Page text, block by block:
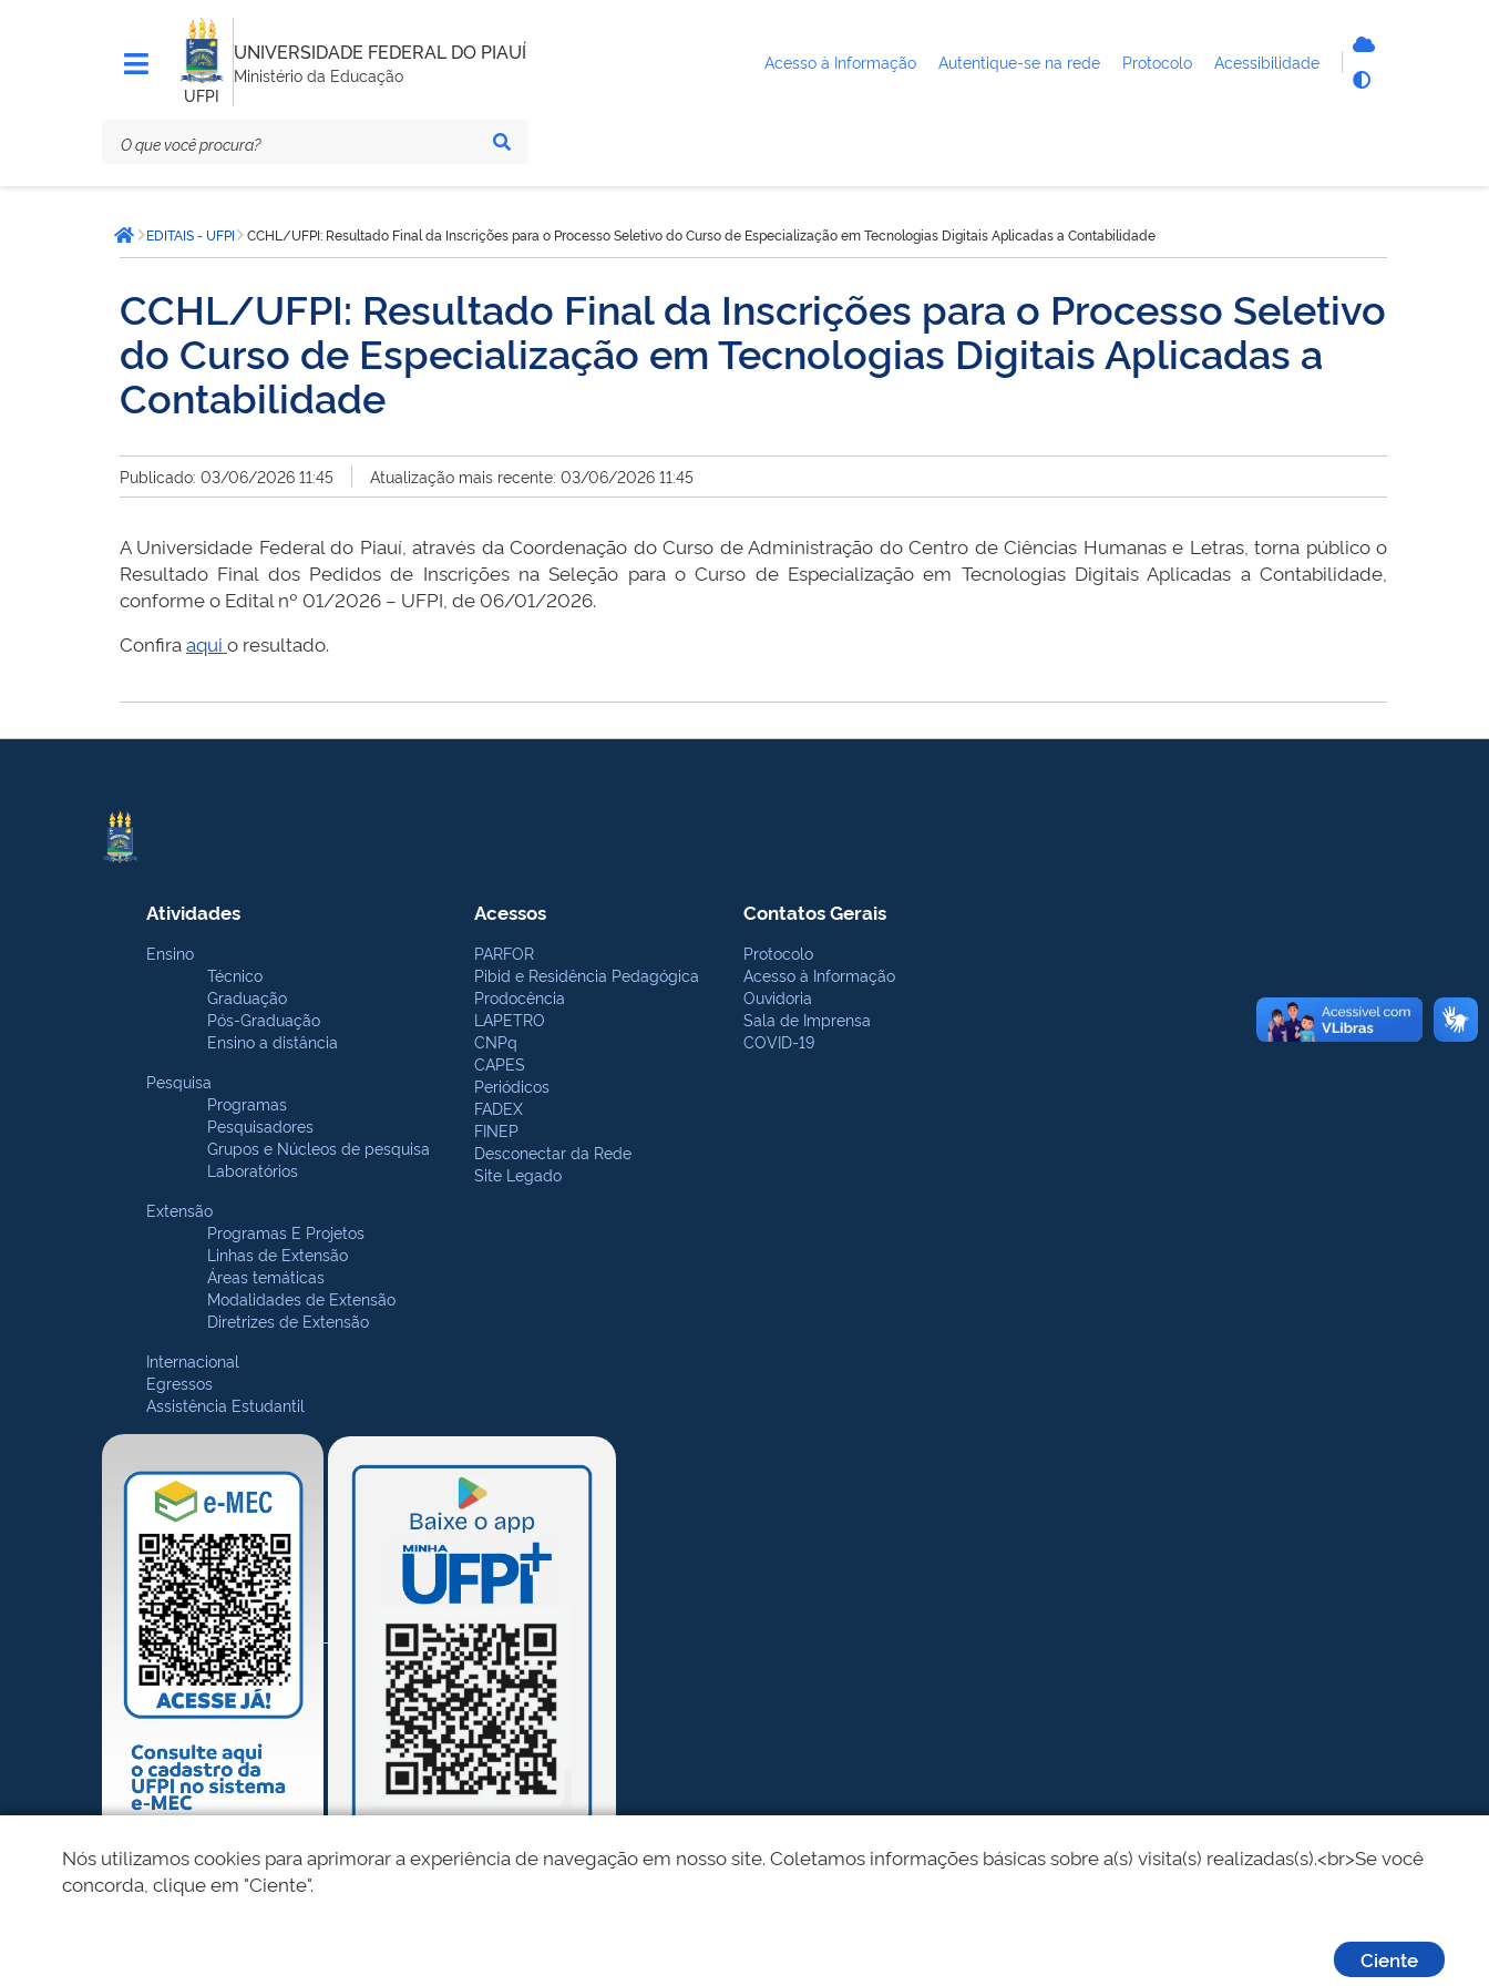
UFPI
UNIVERSIDADE FEDERAL DO PIAUÍ
Ministério da Educação
Acesso à Informação Autentique-se na rede Protocolo Acessibilidade
está
aqui:Página inicial
EDITAIS - UFPI CCHL/UFPI: Resultado Final da Inscrições para o Processo Seletivo do Curso de Especialização em Tecnologias Digitais Aplicadas a Contabilidade
CCHL/UFPI: Resultado Final da Inscrições para o Processo Seletivo
do Curso de Especialização em Tecnologias Digitais Aplicadas a
Contabilidade
Publicado: 03/06/2026 11:45 Atualização mais recente: 03/06/2026 11:45
A Universidade Federal do Piauí, através da Coordenação do Curso de Administração do Centro de Ciências Humanas e Letras, torna público o
Resultado Final dos Pedidos de Inscrições na Seleção para o Curso de Especialização em Tecnologias Digitais Aplicadas a Contabilidade,
conforme o Edital nº 01/2026 – UFPI, de 06/01/2026.
Confiraaqui o resultado.
Atividades
Ensino
Técnico
Graduação
Pós-Graduação
Ensino a distância
Pesquisa
Programas
Pesquisadores
Grupos e Núcleos de pesquisa
Laboratórios
Extensão
Programas E Projetos
Linhas de Extensão
Áreas temáticas
Modalidades de Extensão
Diretrizes de Extensão
Internacional
Egressos
Assistência Estudantil
Acessos
PARFOR
Pibid e Residência Pedagógica
Prodocência
LAPETRO
CNPq
CAPES
Periódicos
FADEX
FINEP
Desconectar da Rede
Site Legado
Contatos Gerais
Protocolo
Acesso à Informação
Ouvidoria
Sala de Imprensa
COVID-19
Nós utilizamos cookies para aprimorar a experiência de navegação em nosso site. Coletamos informações básicas sobre a(s) visita(s) realizadas(s).<br>Se você
concorda, clique em "Ciente".
Ciente